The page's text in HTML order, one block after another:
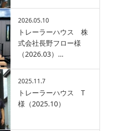
2026.05.10
トレーラーハウス 株
式会社長野フロー様
（2026.03）…
2025.11.7
トレーラーハウス T
様（2025.10）